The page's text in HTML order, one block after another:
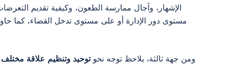
الإشهار، وآجال ممارسة الطعون، وكيفية تقديم
مستوى دور الإدارة أو على مستوى تدخل القضاء. كما
ومن جهة ثالثة، يلاحظ توجه نحوتوحيد وتنظيم علاقة